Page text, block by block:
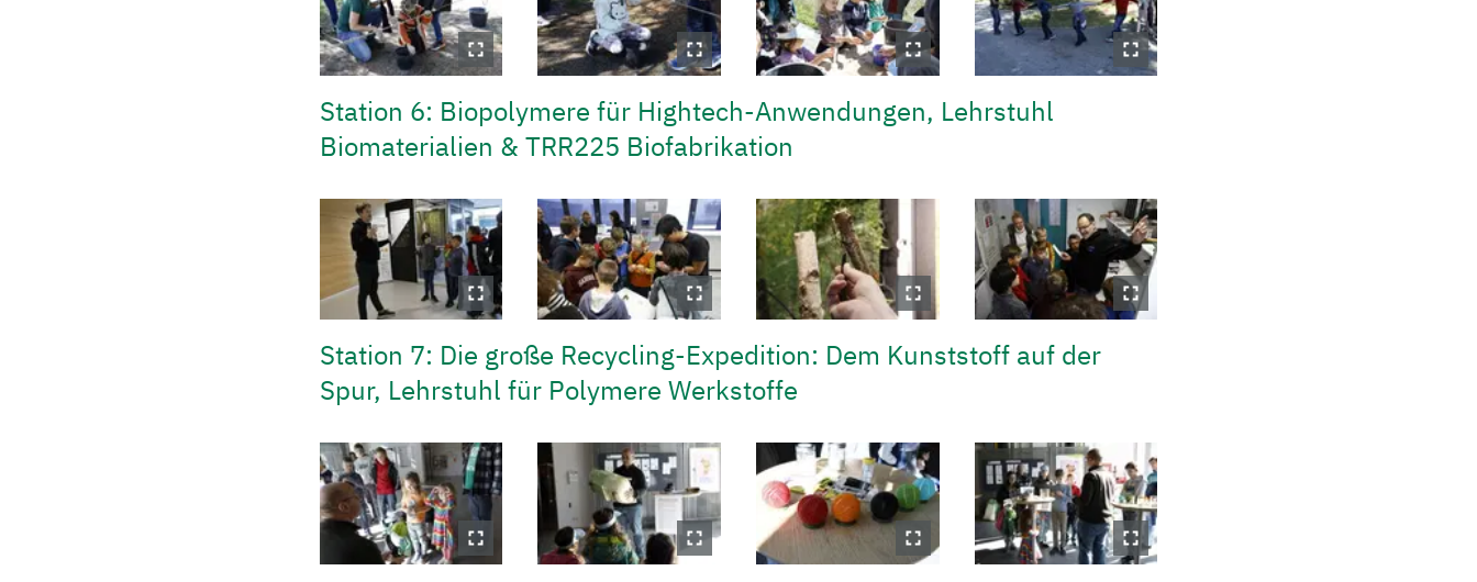
Station 6: Biopolymere für Hightech-Anwendungen, Lehrstuhl
Biomaterialien & TRR225 Biofabrikation
Station 7: Die große Recycling-Expedition: Dem Kunststoff auf der
Spur, Lehrstuhl für Polymere Werkstoffe